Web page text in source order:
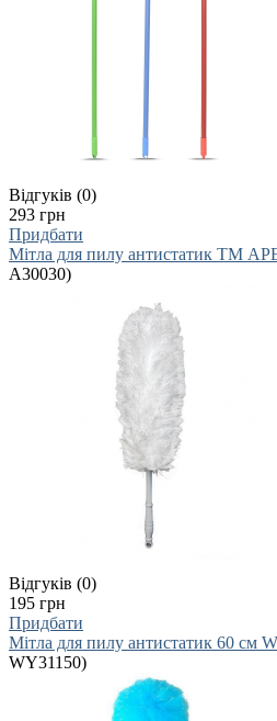
Відгуків (0)
293 грн
Придбати
Мітла для пилу антистатик ТМ
A30030)
Відгуків (0)
195 грн
Придбати
Мітла для пилу антистатик 60 см
WY31150)